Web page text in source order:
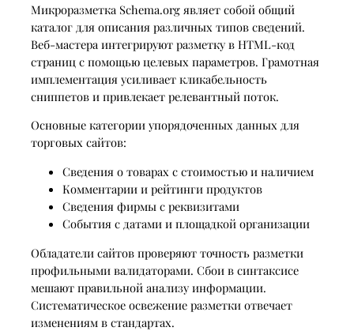
Микроразметка Schema.org являет собой общий
каталог для описания различных типов сведений.
Веб-мастера интегрируют разметку в HTML-код
страниц с помощью целевых параметров. Грамотная
имплементация усиливает кликабельность
сниппетов и привлекает релевантный поток.
Основные категории упорядоченных данных для
торговых сайтов:
Сведения о товарах с стоимостью и наличием
Комментарии и рейтинги продуктов
Сведения фирмы с реквизитами
События с датами и площадкой организации
Обладатели сайтов проверяют точность разметки
профильными валидаторами. Сбои в синтаксисе
мешают правильной анализу информации.
Систематическое освежение разметки отвечает
изменениям в стандартах.